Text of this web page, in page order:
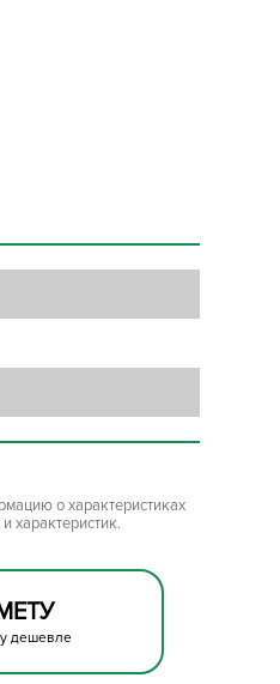
о характеристиках
характеристик.
дешевле